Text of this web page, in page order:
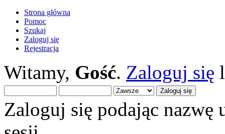
Strona główna
Pomoc
Szukaj
Zaloguj się
Rejestracja
Witamy, Gość. Zaloguj się
Zaloguj się podając nazwę